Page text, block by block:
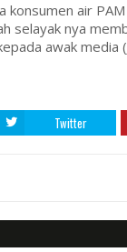
konsumen air
selayak nya
awak media
Twitter